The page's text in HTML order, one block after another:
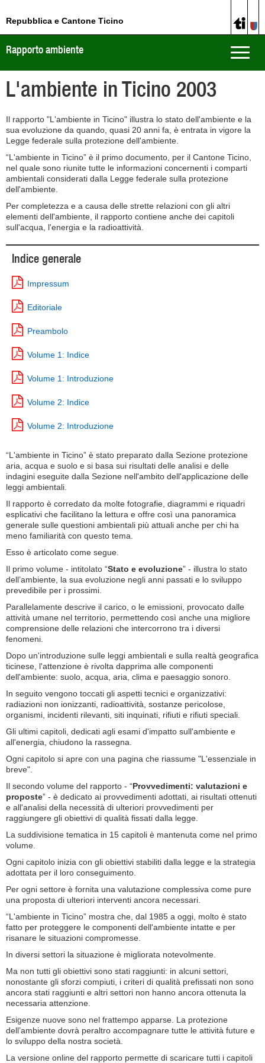
Repubblica e Cantone Ticino
Toggle
Rapporto ambiente
L'ambiente in Ticino 2003
Il rapporto "L'ambiente in Ticino" illustra lo stato dell'ambiente e la
sua evoluzione da quando, quasi 20 anni fa, è entrata in vigore la
Legge federale sulla protezione dell'ambiente.
“L'ambiente in Ticino” è il primo documento, per il Cantone Ticino,
nel quale sono riunite tutte le informazioni concernenti i comparti
ambientali considerati dalla Legge federale sulla protezione
dell'ambiente.
Per completezza e a causa delle strette relazioni con gli altri
elementi dell'ambiente, il rapporto contiene anche dei capitoli
sull'acqua, l'energia e la radioattività.
Indice generale
Impressum
Editoriale
Preambolo
Volume 1: Indice
Volume 1: Introduzione
Volume 2: Indice
Volume 2: Introduzione
“L'ambiente in Ticino” è stato preparato dalla Sezione protezione
aria, acqua e suolo e si basa sui risultati delle analisi e delle
indagini eseguite dalla Sezione nell'ambito dell'applicazione delle
leggi ambientali.
Il rapporto è corredato da molte fotografie, diagrammi e riquadri
esplicativi che facilitano la lettura e offre così una panoramica
generale sulle questioni ambientali più attuali anche per chi ha
meno familiarità con questo tema.
Esso è articolato come segue.
Il primo volume - intitolato “Stato e evoluzione” - illustra lo stato
dell’ambiente, la sua evoluzione negli anni passati e lo sviluppo
prevedibile per i prossimi.
Parallelamente descrive il carico, o le emissioni, provocato dalle
attività umane nel territorio, permettendo così anche una migliore
comprensione delle relazioni che intercorrono tra i diversi
fenomeni.
Dopo un'introduzione sulle leggi ambientali e sulla realtà geografica
ticinese, l'attenzione è rivolta dapprima alle componenti
dell'ambiente: suolo, acqua, aria, clima e paesaggio sonoro.
In seguito vengono toccati gli aspetti tecnici e organizzativi:
radiazioni non ionizzanti, radioattività, sostanze pericolose,
organismi, incidenti rilevanti, siti inquinati, rifiuti e rifiuti speciali.
Gli ultimi capitoli, dedicati agli esami d'impatto sull'ambiente e
all'energia, chiudono la rassegna.
Ogni capitolo si apre con una pagina che riassume "L'essenziale in
breve".
Il secondo volume del rapporto - “Provvedimenti: valutazioni e
proposte” - è dedicato ai provvedimenti adottati, ai risultati ottenuti
e all'analisi della necessità di ulteriori provvedimenti per
raggiungere gli obiettivi di qualità fissati dalla legge.
La suddivisione tematica in 15 capitoli è mantenuta come nel primo
volume.
Ogni capitolo inizia con gli obiettivi stabiliti dalla legge e la strategia
adottata per il loro conseguimento.
Per ogni settore è fornita una valutazione complessiva come pure
una proposta di ulteriori interventi ancora necessari.
“L'ambiente in Ticino” mostra che, dal 1985 a oggi, molto è stato
fatto per proteggere le componenti dell'ambiente intatte e per
risanare le situazioni compromesse.
In diversi settori la situazione è migliorata notevolmente.
Ma non tutti gli obiettivi sono stati raggiunti: in alcuni settori,
nonostante gli sforzi compiuti, i criteri di qualità prefissati non sono
ancora stati raggiunti e altri settori non hanno ancora ottenuta la
necessaria attenzione.
Esigenze nuove sono nel frattempo apparse. La protezione
dell’ambiente dovrà peraltro accompagnare tutte le attività future e
lo sviluppo della nostra società.
La versione online del rapporto permette di scaricare tutti i capitoli